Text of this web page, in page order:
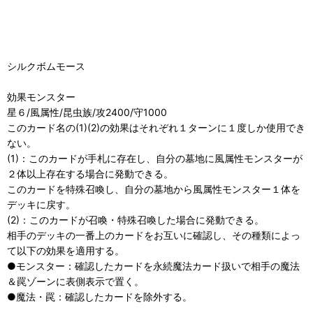
シルクボムモース
効果モンスター
星６/風属性/昆虫族/攻2400/守1000
このカード名の(1)(2)の効果はそれぞれ１ターンに１度しか使用でき
ない。
(1)：このカードが手札に存在し、自分の墓地に風属性モンスターが
２体以上存在する場合に発動できる。
このカードを特殊召喚し、自分の墓地から風属性モンスター１体を
デッキに戻す。
(2)：このカードが召喚・特殊召喚した場合に発動できる。
相手のデッキの一番上のカードをお互いに確認し、その種類によっ
て以下の効果を適用する。
●モンスター：確認したカードを永続魔法カード扱いで相手の魔法
＆罠ゾーンに表側表示で置く。
●魔法・罠：確認したカードを除外する。